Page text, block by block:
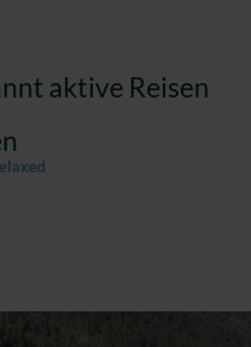
aktive Reisen